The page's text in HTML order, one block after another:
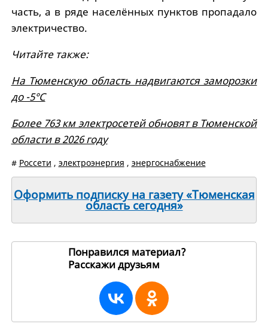
часть, а в ряде населённых пунктов пропадало
электричество.
Читайте также:
На Тюменскую область надвигаются заморозки
до -5°С
Более 763 км электросетей обновят в Тюменской
области в 2026 году
# Россети , электроэнергия , энергоснабжение
Оформить подписку на газету «Тюменская
область сегодня»
Понравился материал?
Расскажи друзьям